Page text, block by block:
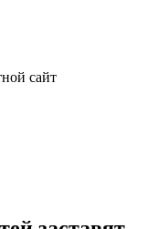
сайт